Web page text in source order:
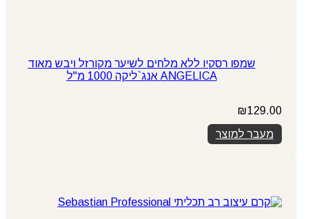
שמפו רסקיו ללא מלחים לשיער מקורזל ויבש מאוד
ANGELICA אנג`ליקה 1000 מ"ל
₪129.00
מעבר למוצר